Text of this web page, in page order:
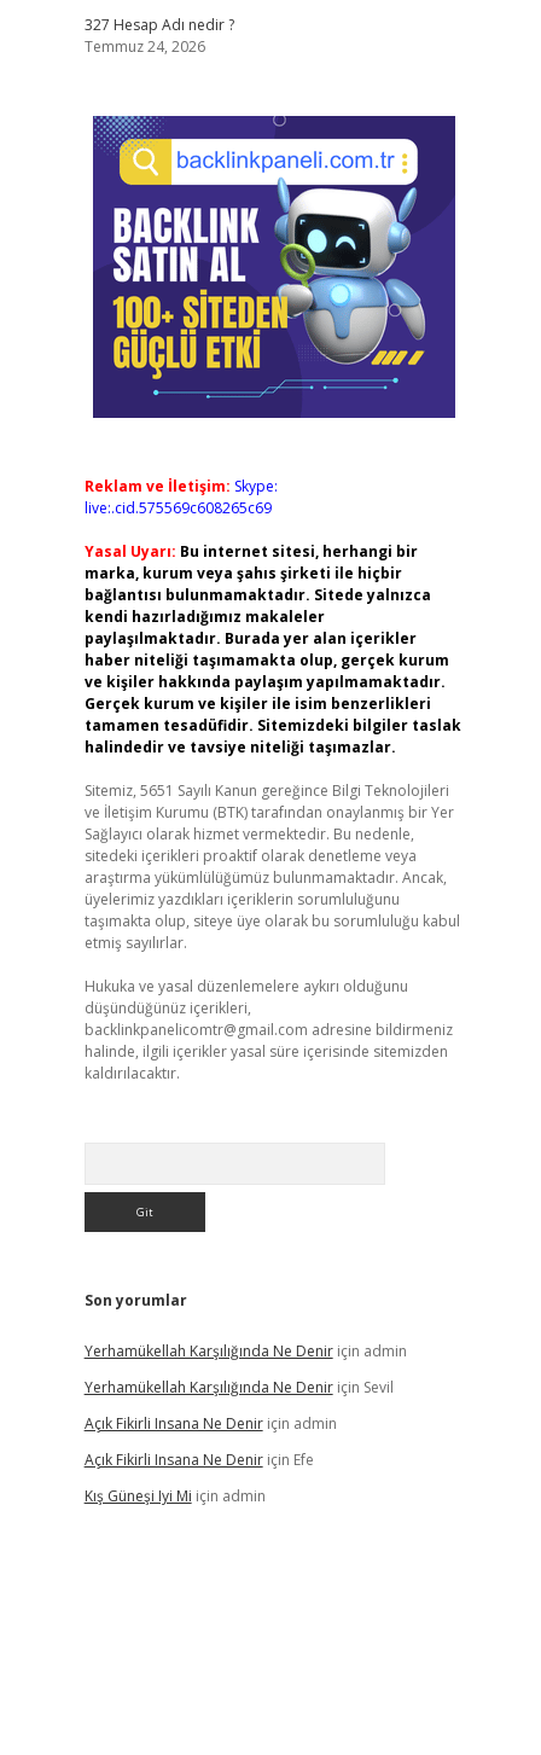
327 Hesap Adı nedir ?
Temmuz 24, 2026
Reklam ve İletişim: Skype:
live:.cid.575569c608265c69
Yasal Uyarı: Bu internet sitesi, herhangi bir
marka, kurum veya şahıs şirketi ile hiçbir
bağlantısı bulunmamaktadır. Sitede yalnızca
kendi hazırladığımız makaleler
paylaşılmaktadır. Burada yer alan içerikler
haber niteliği taşımamakta olup, gerçek kurum
ve kişiler hakkında paylaşım yapılmamaktadır.
Gerçek kurum ve kişiler ile isim benzerlikleri
tamamen tesadüfidir. Sitemizdeki bilgiler taslak
halindedir ve tavsiye niteliği taşımazlar.
Sitemiz, 5651 Sayılı Kanun gereğince Bilgi Teknolojileri
ve İletişim Kurumu (BTK) tarafından onaylanmış bir Yer
Sağlayıcı olarak hizmet vermektedir. Bu nedenle,
sitedeki içerikleri proaktif olarak denetleme veya
araştırma yükümlülüğümüz bulunmamaktadır. Ancak,
üyelerimiz yazdıkları içeriklerin sorumluluğunu
taşımakta olup, siteye üye olarak bu sorumluluğu kabul
etmiş sayılırlar.
Hukuka ve yasal düzenlemelere aykırı olduğunu
düşündüğünüz içerikleri,
backlinkpanelicomtr@gmail.com adresine bildirmeniz
halinde, ilgili içerikler yasal süre içerisinde sitemizden
kaldırılacaktır.
Son yorumlar
Yerhamükellah Karşılığında Ne Deniriçin admin
Yerhamükellah Karşılığında Ne Deniriçin Sevil
Açık Fikirli Insana Ne Deniriçin admin
Açık Fikirli Insana Ne Deniriçin Efe
Kış Güneşi Iyi Mi için admin